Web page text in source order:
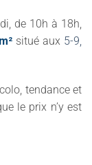
de 10h à 18h,
situé aux 5-9,
tendance et
le prix n’y est